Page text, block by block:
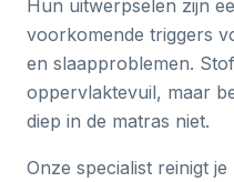
Hun uitwerpselen zijn
voorkomende triggers
en slaapproblemen.
oppervlaktevuil, maar
diep in de matras niet.
Onze specialist reinigt